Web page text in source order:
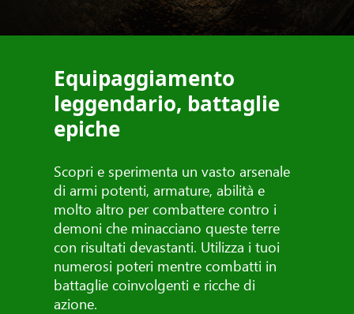
Equipaggiamento
leggendario, battaglie
epiche
Scopri e sperimenta un vasto arsenale
di armi potenti, armature, abilità e
molto altro per combattere contro i
demoni che minacciano queste terre
con risultati devastanti. Utilizza i tuoi
numerosi poteri mentre combatti in
battaglie coinvolgenti e ricche di
azione.